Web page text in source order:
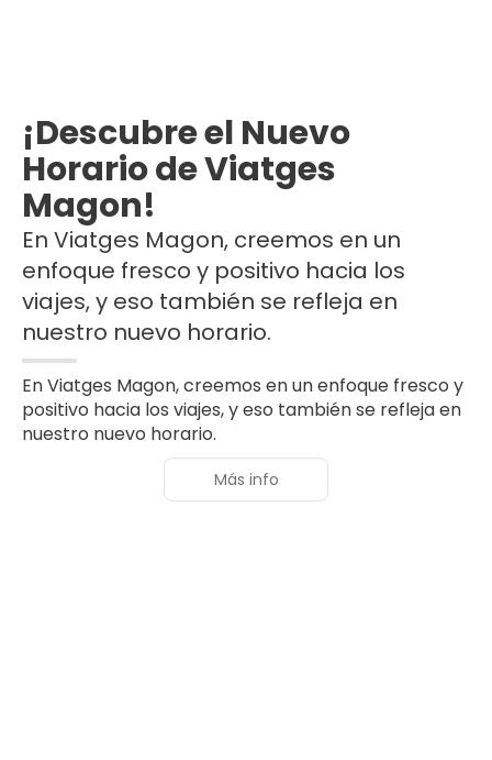
¡Descubre el Nuevo
Horario de Viatges
Magon!
En Viatges Magon, creemos en un
enfoque fresco y positivo hacia los
viajes, y eso también se refleja en
nuestro nuevo horario.
En Viatges Magon, creemos en un enfoque fresco y
positivo hacia los viajes, y eso también se refleja en
nuestro nuevo horario.
Más info